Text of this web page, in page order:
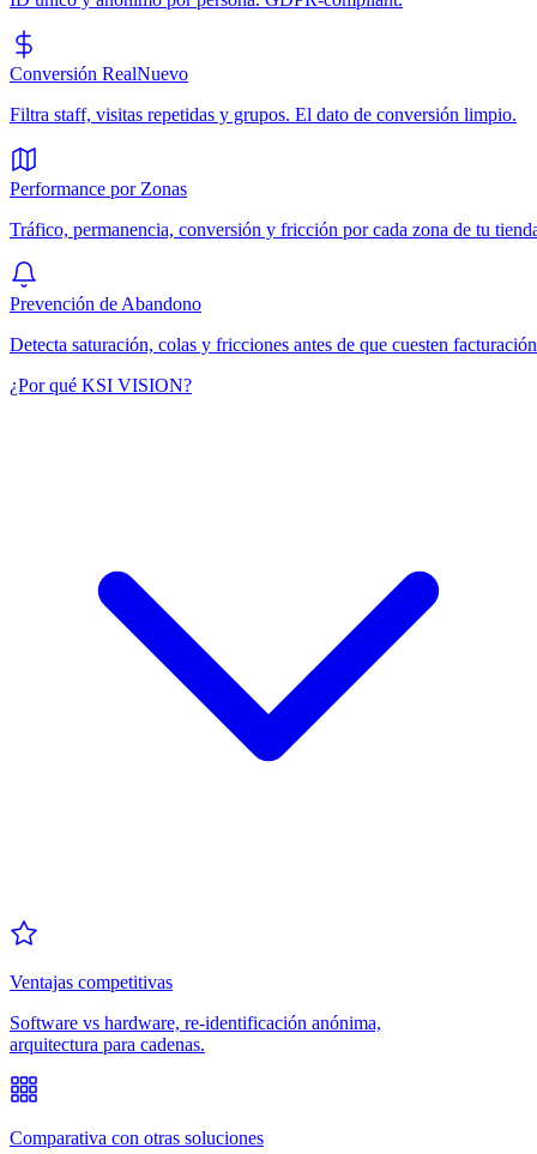
Conversión RealNuevo
Filtra staff, visitas repetidas y grupos. El dato de conversión limpio.
Performance por Zonas
Tráfico, permanencia, conversión y fricción por cada zona de tu
Prevención de Abandono
Detecta saturación, colas y fricciones antes de que cuesten
¿Por qué KSI VISION?
Ventajas competitivas
Software vs hardware, re-identificación anónima,
arquitectura para cadenas.
Comparativa con otras soluciones